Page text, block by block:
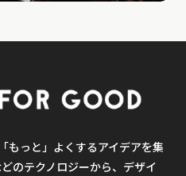
もっと」よくするアイデアを集
のテクノロジーから、デザイ